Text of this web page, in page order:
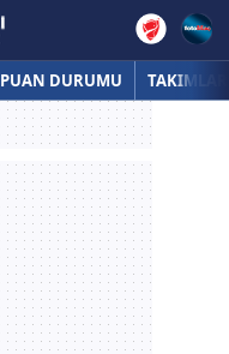
PUAN DURUMU TAKIMLAR